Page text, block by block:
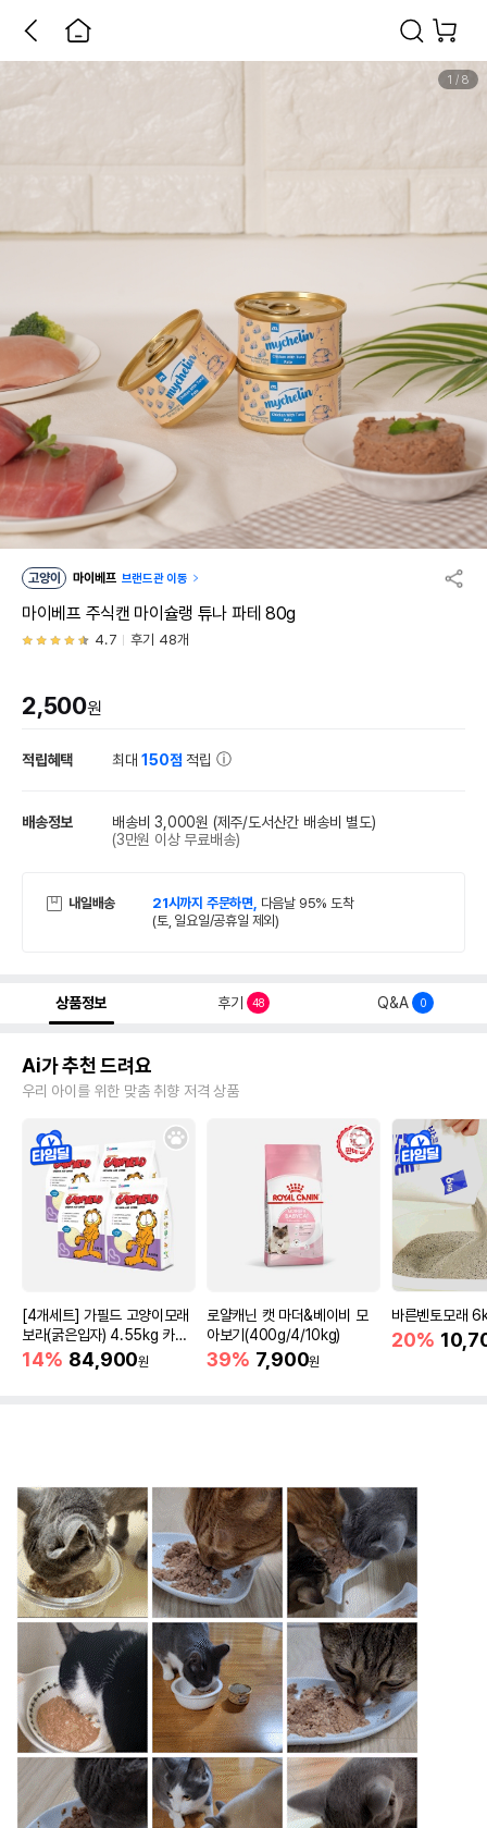
1 / 8
고양이 마이베프 브랜드관 이동
마이베프 주식캔 마이슐랭 튜나 파테 80g
4.7 후기 48개
2,500원
적립혜택 최대150점 적립
배송정보 배송비 3,000원 (제주/도서산간 배송비 별도)
(3만원 이상 무료배송)
내일배송 21시까지 주문하면, 다음날 95% 도착
(토, 일요일/공휴일 제외)
상품정보 후기 48 Q&A 0
Ai가 추천 드려요
우리 아이를 위한 맞춤 취향 저격 상품
[4개세트] 가필드 고양이모래
보라(굵은입자) 4.55kg 카사
바모래
14% 84,900원
로얄캐닌 캣 마더&베이비 모
아보기(400g/4/10kg)
39% 7,900원
바른벤토모래
20%